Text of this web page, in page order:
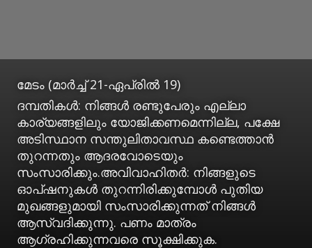
മേടം (മാര്‍ച്ച് 21-ഏപ്രില്‍ 19)
ദമ്പതികള്‍: നിങ്ങള്‍ രണ്ടുപേരും എല്ലാ
കാര്യങ്ങളിലും യോജിക്കണമെന്നില്ല, പക്ഷേ
അടിസ്ഥാന സന്തുലിതാവസ്ഥ കണ്ടെത്താന്‍
തുറന്നതും ആദരവോടെയും
സംസാരിക്കും.അവിവാഹിതര്‍: നിങ്ങളുടെ
ഓപ്ഷനുകള്‍ തുറന്നിരിക്കുമ്പോള്‍ പുതിയ
മുഖങ്ങളുമായി സംസാരിക്കുന്നത് നിങ്ങള്‍
ആസ്വദിക്കുന്നു. പണം മാത്രം
ആഗ്രഹിക്കുന്നവരെ സൂക്ഷിക്കുക.